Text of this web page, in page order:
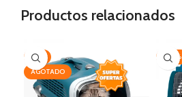
Productos relacionados
-3%
AGOTADO
-20%